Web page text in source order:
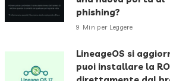
phishing?
9 Min per Leggere
LineageOS si
puoi installare la